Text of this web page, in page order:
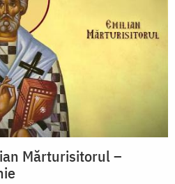
Mărturisitorul –